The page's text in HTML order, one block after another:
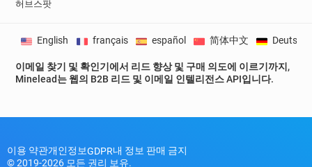
허브스팟
이메일 찾기 및 확인기에서 리드 향상 및 구매 의도에 이르기까지,
Minelead는 웹의 B2B 리드 및 이메일 인텔리전스 API입니다.
English français español 简体中文 Deutsch
이용 약관개인정보GDPR내 정보 판매 금지
© 2019-2026 모든 권리 보유.